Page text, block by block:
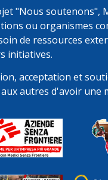
"Nous soutenons",
ou organismes
de ressources
initiatives.
acceptation et
autres d'avoir une